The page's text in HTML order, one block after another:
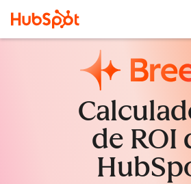
de ROI